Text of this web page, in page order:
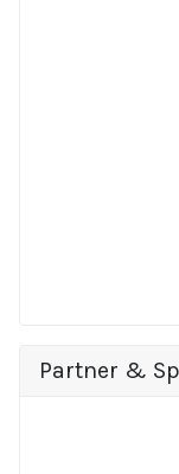
Partner &